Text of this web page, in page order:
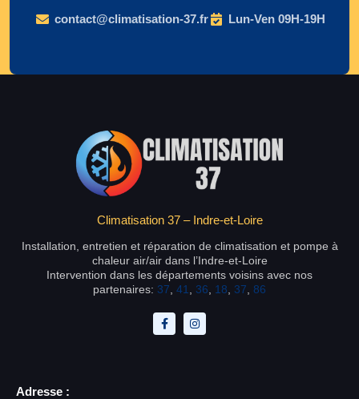
contact@climatisation-37.fr Lun-Ven 09H-19H
Climatisation 37 – Indre-et-Loire
Installation, entretien et réparation de climatisation et pompe à
chaleur air/air dans l’Indre-et-Loire
Intervention dans les départements voisins avec nos
partenaires: 37 41 36 18 37 86
Adresse :